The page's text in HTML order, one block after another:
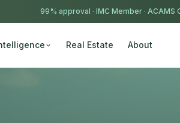
99% approval · IMC Member · ACAMS
Real Estate About